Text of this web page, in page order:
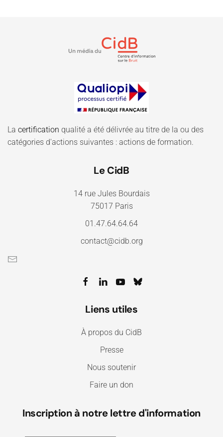
La certification qualité a été délivrée au titre de la ou des
catégories d'actions suivantes : actions de formation.
Le CidB
14 rue Jules Bourdais
75017 Paris
01.47.64.64.64
contact@cidb.org
Liens utiles
À propos du CidB
Presse
Nous soutenir
Faire un don
Inscription à notre lettre d'information